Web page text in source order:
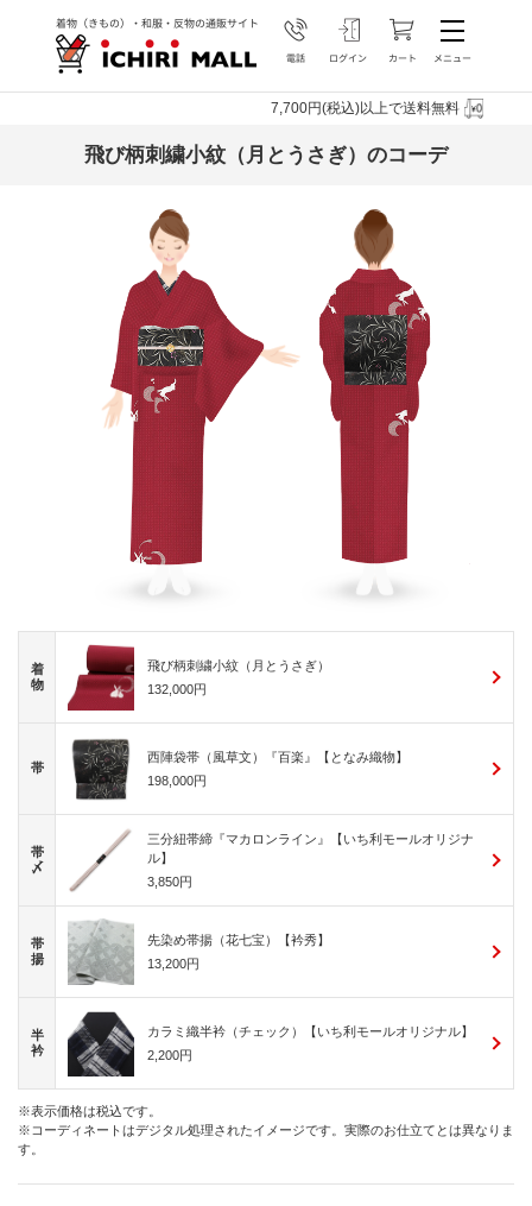
7,700円(税込)以上で送料無料
飛び柄刺繍小紋（月とうさぎ）のコーデ
着
物
飛び柄刺繍小紋（月とうさぎ）
132,000円
帯
西陣袋帯（風草文）『百楽』【となみ織物】
198,000円
帯
〆
三分紐帯締『マカロンライン』【いち利モールオリジナ
ル】
3,850円
帯
揚
先染め帯揚（花七宝）【衿秀】
13,200円
半
衿
カラミ織半衿（チェック）【いち利モールオリジナル】
2,200円
※表示価格は税込です。
※コーディネートはデジタル処理されたイメージです。実際のお仕立てとは異なりま
す。